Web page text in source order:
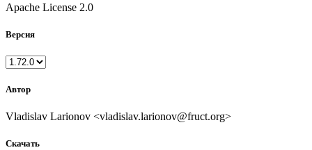
Apache License 2.0
Версия
Автор
Vladislav Larionov <vladislav.larionov@fruct.org>
Скачать